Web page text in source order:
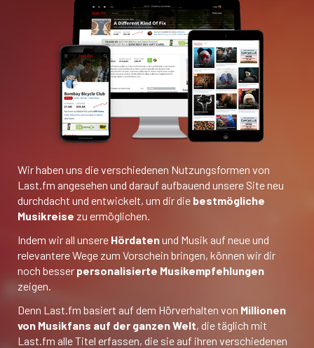
Wir haben uns die verschiedenen Nutzungsformen von
Last.fm angesehen und darauf aufbauend unsere Site neu
durchdacht und entwickelt, um dir die bestmögliche
Musikreise zu ermöglichen.
Indem wir all unsere Hördatenund Musik auf neue und
relevantere Wege zum Vorschein bringen, können wir dir
noch besser personalisierte Musikempfehlungen
zeigen.
Denn Last.fm basiert auf dem Hörverhalten von Millionen
von Musikfans auf der ganzen Welt, die täglich mit
Last.fm alle Titel erfassen, die sie auf ihren verschiedenen